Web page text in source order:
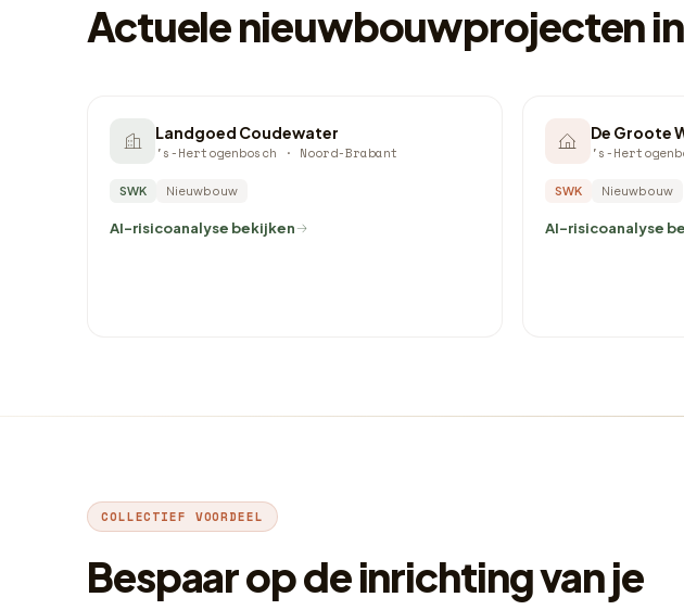
Actuele nieuwbouwprojecten
Landgoed Coudewater
's-Hertogenbosch · Noord-Brabant
SWK Nieuwbouw
AI-risicoanalyse bekijken
De Groote
's-
SWK Nieuwbouw
AI-risicoanalyse
COLLECTIEF VOORDEEL
Bespaar op de inrichting van je